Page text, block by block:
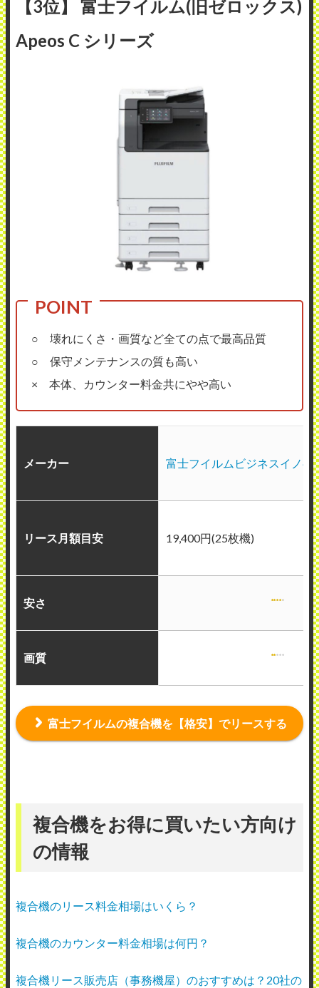
【3位】 富士フイルム(旧ゼロックス)
Apeos C シリーズ
○ 壊れにくさ・画質など全ての点で最高品質
○ 保守メンテナンスの質も高い
× 本体、カウンター料金共にやや高い
メーカー 富士フイルムビジネスイノベ
リース月額目安 19,400円(25枚機)
安さ
画質
富士フイルムの複合機を【格安】でリースする
複合機をお得に買いたい方向け
の情報
複合機のリース料金相場はいくら？
複合機のカウンター料金相場は何円？
複合機リース販売店（事務機屋）のおすすめは？20社の